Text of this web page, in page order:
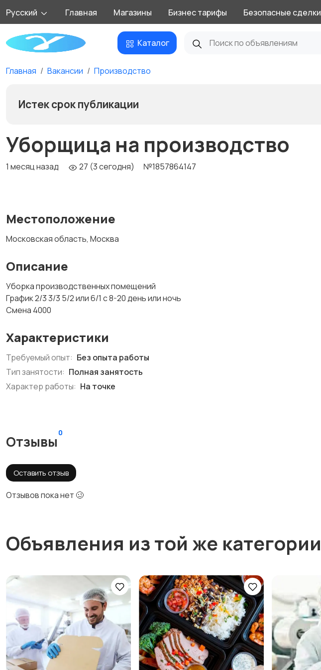
Русский Главная Магазины Бизнес тарифы Безопасные сделки
Каталог
Главная Вакансии Производство
Истек срок публикации
Уборщица на производство
1 месяц назад 27 (3 сегодня) №1857864147
Местоположение
Московская область, Москва
Описание
Уборка производственных помещений
График 2/3 3/3 5/2 или 6/1 с 8-20 день или ночь
Смена 4000
Характеристики
Требуемый опыт: Без опыта работы
Тип занятости: Полная занятость
Характер работы: На точке
Отзывы
0
Оставить отзыв
Отзывов пока нет 🥴
Объявления из той же категории